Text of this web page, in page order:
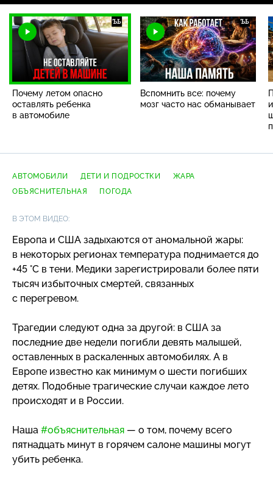
Почему летом опасно
оставлять ребенка
в автомобиле
Вспомнить все: почему
мозг часто нас обманывает
АВТОМОБИЛИ ДЕТИ И ПОДРОСТКИ
ЖАРА
ОБЪЯСНИТЕЛЬНАЯ
ПОГОДА
В ЭТОМ ВИДЕО:
Европа и США задыхаются от аномальной жары:
в некоторых регионах температура поднимается до
+45 °C в тени. Медики зарегистрировали более пяти
тысяч избыточных смертей, связанных
с перегревом.
Трагедии следуют одна за другой: в США за
последние две недели погибли девять малышей,
оставленных в раскаленных автомобилях. А в
Европе известно как минимум о шести погибших
детях. Подобные трагические случаи каждое лето
происходят и в России.
Наша #объяснительная — о том, почему всего
пятнадцать минут в горячем салоне машины могут
убить ребенка.